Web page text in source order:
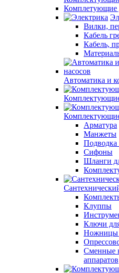
Комплетующие
Вилки,
Кабель
Кабель,
Автоматика и
Арматура
Манжеты
Подводка
Сифоны
Шланги
Клуппы
Ключи
Ножницы
Сменные
аппаратов